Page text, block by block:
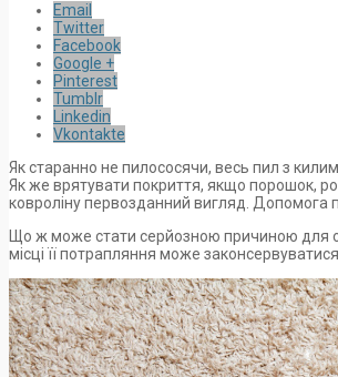
Email
Twitter
Facebook
Google +
Pinterest
Tumblr
Linkedin
Vkontakte
Як старанно не пилососячи, весь пил з
Як же врятувати покриття, якщо порошок,
ковроліну первозданний вигляд. Допомога
Що ж може стати серйозною причиною для
місці її потрапляння може